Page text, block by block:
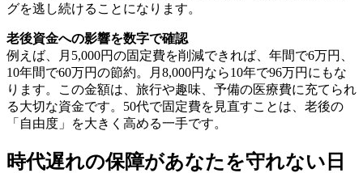
グを逃し続けることになります。
老後資金への影響を数字で確認
例えば、月5,000円の固定費を削減できれば、年間で6万円、
10年間で60万円の節約。月8,000円なら10年で96万円にもな
ります。この金額は、旅行や趣味、予備の医療費に充てられ
る大切な資金です。50代で固定費を見直すことは、老後の
「自由度」を大きく高める一手です。
時代遅れの保障があなたを守れない日